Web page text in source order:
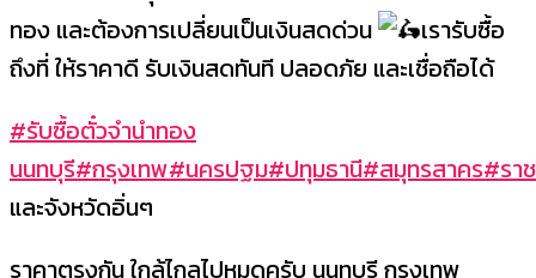
ทอง และต้องการเปลี่ยนเป็นเงินสดด่วน
เรารับซื้อ
ถึงที่ ให้ราคาดี รับเงินสดทันที ปลอดภัย และเชื่อถือได้
#รับซื้อตั๋วจำนำทอง
นนทบุรี#กรุงเทพ#นครปฐม#ปทุมธานี#สมุทรสาคร#รา
และจังหวัดอิ่นๆ
ราคาตรงกัน ใกล้ไกลไปหมดครับ นนทบุรี กรุงเทพ